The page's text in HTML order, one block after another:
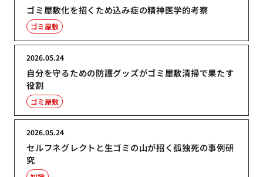
ゴミ屋敷化を招くため込み症の精神医学的考察
ゴミ屋敷
自分を守るための防護グッズがゴミ屋敷清掃で果たす
役割
2026.05.24
ゴミ屋敷
セルフネグレクトと生ゴミの山が招く孤独死の事例研
究
2026.05.24